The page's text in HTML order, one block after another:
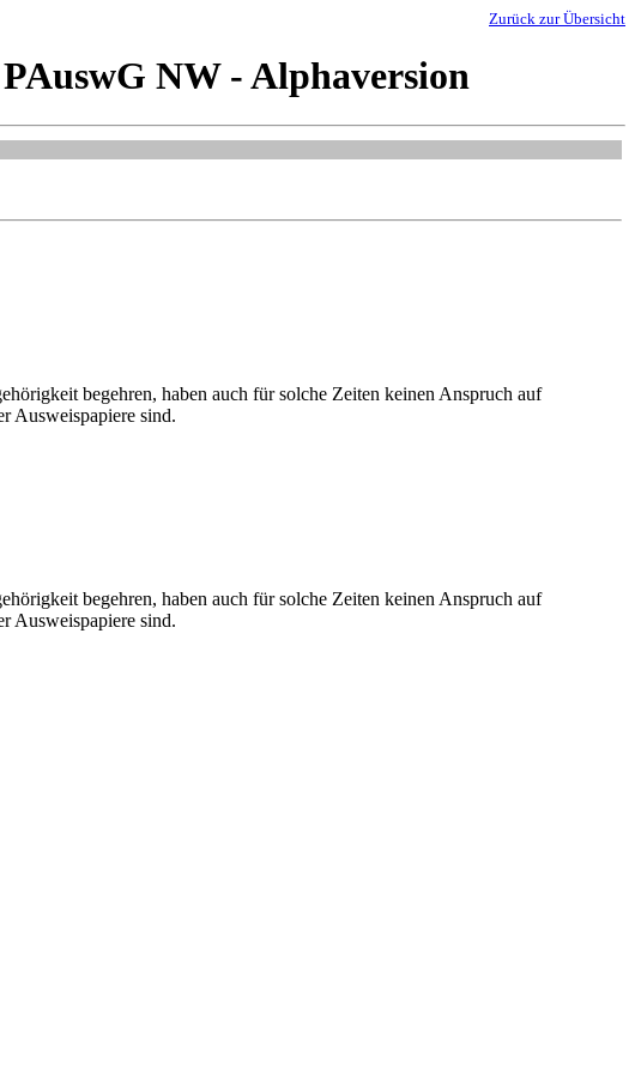
Zurück zur Übersicht
NW - Alphaversion
begehren, haben auch für solche Zeiten keinen Anspruch auf
Ausweispapiere sind.
begehren, haben auch für solche Zeiten keinen Anspruch auf
Ausweispapiere sind.